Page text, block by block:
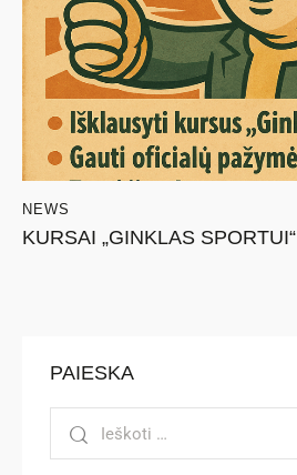
NEWS
KURSAI „GINKLAS SPORTUI“
PAIESKA